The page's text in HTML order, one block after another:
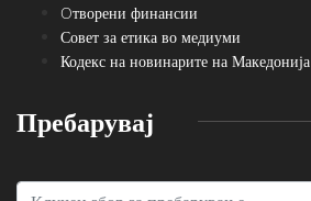
Oтворени финансии
Совет за етика во медиуми
Кодекс на новинарите на Македонија
Пребарувај